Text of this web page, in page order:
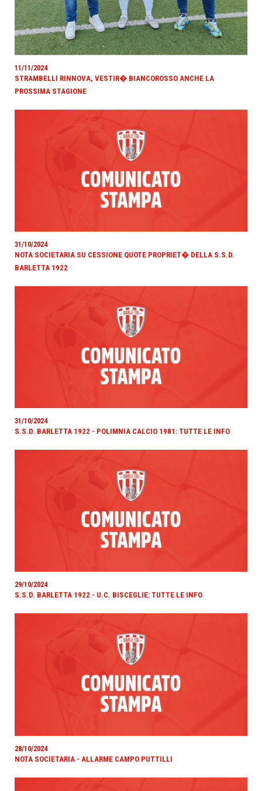
11/11/2024
STRAMBELLI RINNOVA, VESTIR� BIANCOROSSO ANCHE LA
PROSSIMA STAGIONE
31/10/2024
NOTA SOCIETARIA SU CESSIONE QUOTE PROPRIET� DELLA S.S.D.
BARLETTA 1922
31/10/2024
S.S.D. BARLETTA 1922 - POLIMNIA CALCIO 1981: TUTTE LE INFO
29/10/2024
S.S.D. BARLETTA 1922 - U.C. BISCEGLIE: TUTTE LE INFO
28/10/2024
NOTA SOCIETARIA - ALLARME CAMPO PUTTILLI